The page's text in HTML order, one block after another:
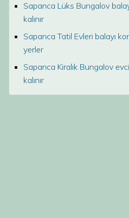
Sapanca Lüks Bungalov
kalınır
Sapanca Tatil Evleri balayı
yerler
Sapanca Kiralık Bungalov
kalınır